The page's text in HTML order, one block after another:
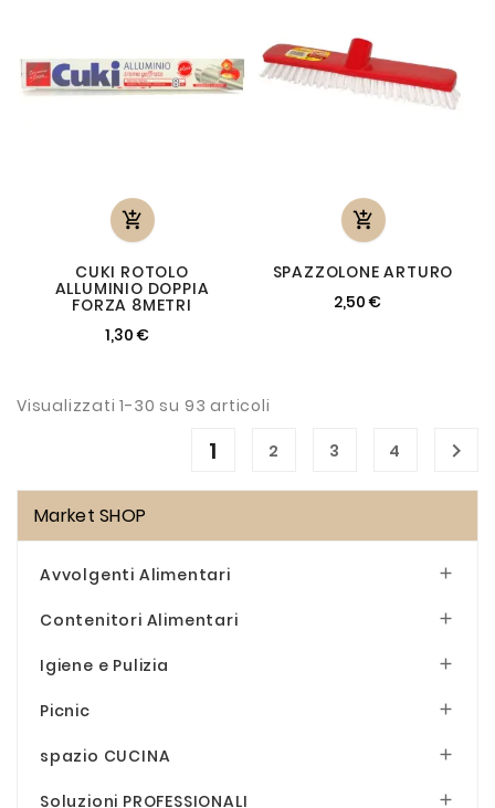

CUKI ROTOLO
ALLUMINIO DOPPIA
FORZA 8METRI
1,30 €

SPAZZOLONE ARTURO
2,50 €
Visualizzati 1-30 su 93 articoli
1 2 3 4 
Market SHOP
Avvolgenti Alimentari 
Contenitori Alimentari 
Igiene e Pulizia 
Picnic 
spazio CUCINA 
Soluzioni PROFESSIONALI 